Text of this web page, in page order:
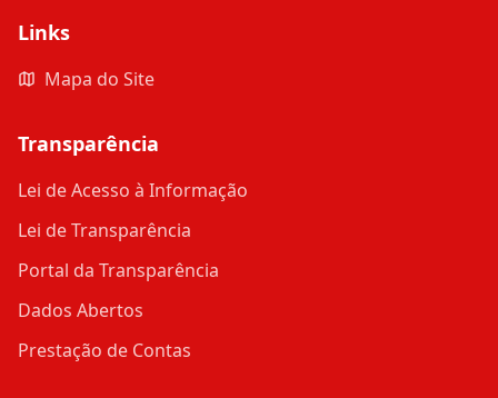
Links
Mapa do Site
Transparência
Lei de Acesso à Informação
Lei de Transparência
Portal da Transparência
Dados Abertos
Prestação de Contas